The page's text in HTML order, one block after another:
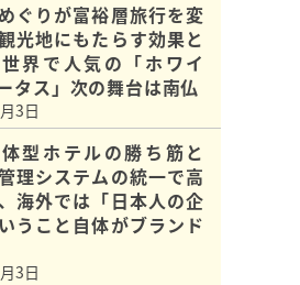
ぐりが富裕層旅行を変
光地にもたらす効果と
界で人気の「ホワイ
タス」次の舞台は南仏
3日
型ホテルの勝ち筋と
理システムの統一で高
海外では「日本人の企
うこと自体がブランド
3日